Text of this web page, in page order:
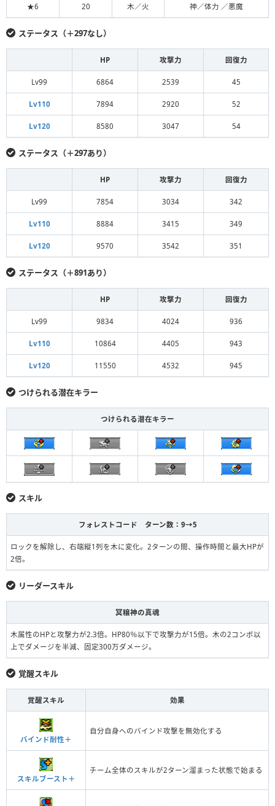
★6 20 木／火 神／体力 ／悪魔
ステータス（＋297なし）
HP 攻撃力 回復力
Lv99 6864 2539 45
Lv110 7894 2920 52
Lv120 8580 3047 54
ステータス（＋297あり）
HP 攻撃力 回復力
Lv99 7854 3034 342
Lv110 8884 3415 349
Lv120 9570 3542 351
ステータス（＋891あり）
HP 攻撃力 回復力
Lv99 9834 4024 936
Lv110 10864 4405 943
Lv120 11550 4532 945
つけられる潜在キラー
つけられる潜在キラー
スキル
フォレストコード ターン数：9→5
ロックを解除し、右端縦1列を木に変化。2ターンの間、操作時間と最大HPが
2倍。
リーダースキル
冥穣神の真魂
木属性のHPと攻撃力が2.3倍。HP80％以下で攻撃力が15倍。木の2コンボ以
上でダメージを半減、固定300万ダメージ。
覚醒スキル
覚醒スキル 効果
バインド耐性＋
自分自身へのバインド攻撃を無効化する
スキルブースト＋
チーム全体のスキルが2ターン溜まった状態で始まる